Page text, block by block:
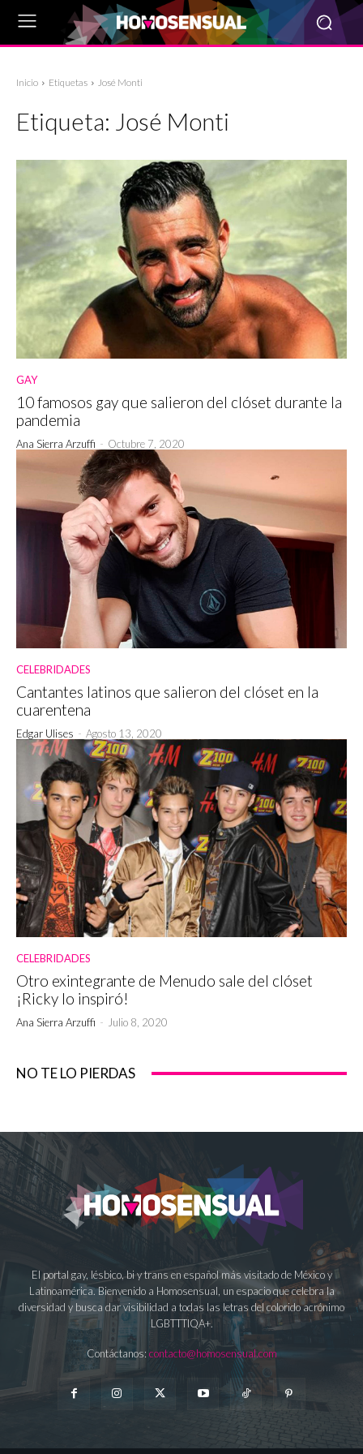
Inicio Etiquetas José Monti
Etiqueta: José Monti
GAY
10 famosos gay que salieron del clóset durante la
pandemia
Ana Sierra Arzuffi - Octubre 7, 2020
CELEBRIDADES
Cantantes latinos que salieron del clóset en la
cuarentena
Edgar Ulises - Agosto 13, 2020
CELEBRIDADES
Otro exintegrante de Menudo sale del clóset
¡Ricky lo inspiró!
Ana Sierra Arzuffi - Julio 8, 2020
NO TE LO PIERDAS
El portal gay, lésbico, bi y trans en español más visitado de México y
Latinoamérica. Bienvenido a Homosensual, un espacio que celebra la
diversidad y busca dar visibilidad a todas las letras del colorido acrónimo
LGBTTTIQA+.
Contáctanos: contacto@homosensual.com